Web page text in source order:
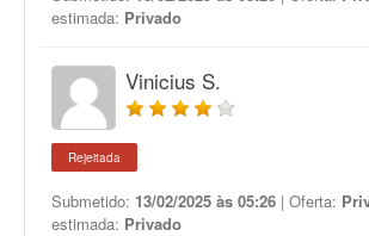
estimada: Privado
Vinicius S.
Rejeitada
Submetido: 13/02/2025 às 05:26 | Oferta:
estimada: Privado